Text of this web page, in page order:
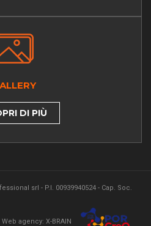
DI PIÙ
srl - P.I. 00939940524 - Cap. Soc.
Web agency: X-BRAIN